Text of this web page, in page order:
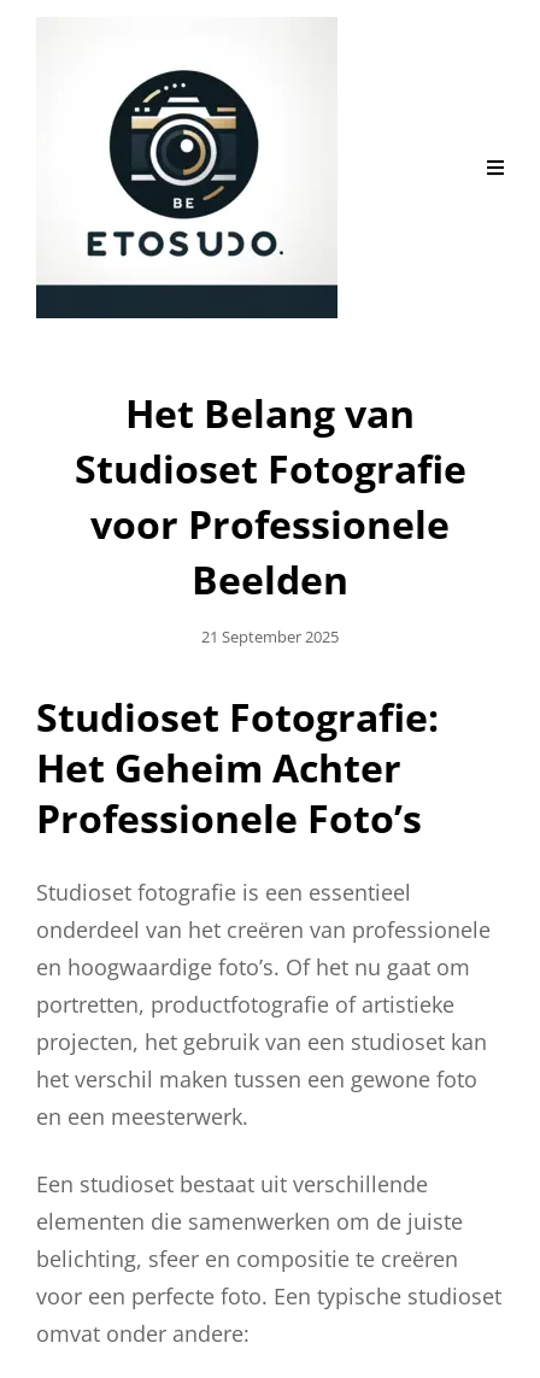
Het Belang van
Studioset Fotografie
voor Professionele
Beelden
Geplaatst
21 September 2025
Studioset Fotografie:
Het Geheim Achter
Professionele Foto’s
Studioset fotografie is een essentieel
onderdeel van het creëren van professionele
en hoogwaardige foto’s. Of het nu gaat om
portretten, productfotografie of artistieke
projecten, het gebruik van een studioset kan
het verschil maken tussen een gewone foto
en een meesterwerk.
Een studioset bestaat uit verschillende
elementen die samenwerken om de juiste
belichting, sfeer en compositie te creëren
voor een perfecte foto. Een typische studioset
omvat onder andere: